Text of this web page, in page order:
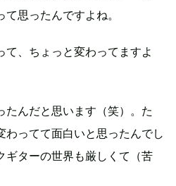
思ったんですよね。
、ちょっと変わってますよ
たんだと思います（笑）。た
わってて面白いと思ったんでし
ギターの世界も厳しくて（苦